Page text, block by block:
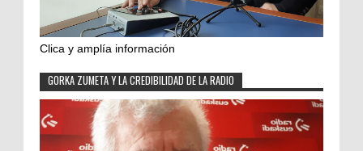
Clica y amplía información
GORKA ZUMETA Y LA CREDIBILIDAD DE LA RADIO